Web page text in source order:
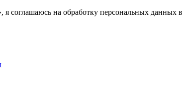
соглашаюсь на обработку персональных данных в